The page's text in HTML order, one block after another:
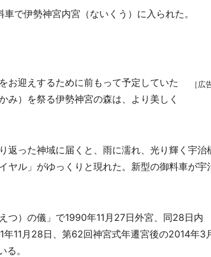
で伊勢神宮内宮（ないくう）に入られた。
［広
迎えするために前もって予定していた
み）を祭る伊勢神宮の森は、より美しく
った神域に届くと、雨に濡れ、光り輝く宇治
ヤル」がゆっくりと現れた。新型の御料車が宇
）の儀」で1990年11月27日外宮、同28日内
11月28日、第62回神宮式年遷宮後の2014年3
。